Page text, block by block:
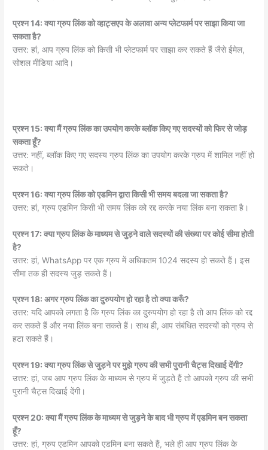
प्रश्न 14: क्या ग्रुप लिंक को व्हाट्सएप के अलावा अन्य प्लेटफार्म पर साझा किया जा
सकता है?
उत्तर: हां, आप ग्रुप लिंक को किसी भी प्लेटफार्म पर साझा कर सकते हैं जैसे ईमेल,
सोशल मीडिया आदि।
प्रश्न 15: क्या मैं ग्रुप लिंक का उपयोग करके ब्लॉक किए गए सदस्यों को फिर से जोड़
सकता हूँ?
उत्तर: नहीं, ब्लॉक किए गए सदस्य ग्रुप लिंक का उपयोग करके ग्रुप में शामिल नहीं हो
सकते।
प्रश्न 16: क्या ग्रुप लिंक को एडमिन द्वारा किसी भी समय बदला जा सकता है?
उत्तर: हां, ग्रुप एडमिन किसी भी समय लिंक को रद्द करके नया लिंक बना सकता है।
प्रश्न 17: क्या ग्रुप लिंक के माध्यम से जुड़ने वाले सदस्यों की संख्या पर कोई सीमा होती
है?
उत्तर: हां, WhatsApp पर एक ग्रुप में अधिकतम 1024 सदस्य हो सकते हैं। इस
सीमा तक ही सदस्य जुड़ सकते हैं।
प्रश्न 18: अगर ग्रुप लिंक का दुरुपयोग हो रहा है तो क्या करूँ?
उत्तर: यदि आपको लगता है कि ग्रुप लिंक का दुरुपयोग हो रहा है तो आप लिंक को रद्द
कर सकते हैं और नया लिंक बना सकते हैं। साथ ही, आप संबंधित सदस्यों को ग्रुप से
हटा सकते हैं।
प्रश्न 19: क्या ग्रुप लिंक से जुड़ने पर मुझे ग्रुप की सभी पुरानी चैट्स दिखाई देंगी?
उत्तर: हां, जब आप ग्रुप लिंक के माध्यम से ग्रुप में जुड़ते हैं तो आपको ग्रुप की सभी
पुरानी चैट्स दिखाई देंगी।
प्रश्न 20: क्या मैं ग्रुप लिंक के माध्यम से जुड़ने के बाद भी ग्रुप में एडमिन बन सकता
हूँ?
उत्तर: हां, ग्रुप एडमिन आपको एडमिन बना सकते हैं, भले ही आप ग्रुप लिंक के